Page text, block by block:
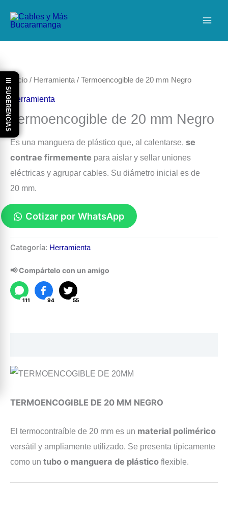
Inicio / Herramienta / Termoencogible de 20 mm Negro
Herramienta
Termoencogible de 20 mm Negro
Es una manguera de plástico que, al calentarse, se
contrae firmemente para aislar y sellar uniones
eléctricas y agrupar cables. Su diámetro inicial es de
20 mm.
Cotizar por WhatsApp
de
20
mm
Negro
Categoría: Herramienta
📢 Compártelo con un amigo
111 94 55
TERMOENCOGIBLE DE 20 MM NEGRO
El termocontraíble de 20 mm es un material polimérico
versátil y ampliamente utilizado. Se presenta típicamente
como un tubo o manguera de plástico flexible.
☰ SUGERENCIAS